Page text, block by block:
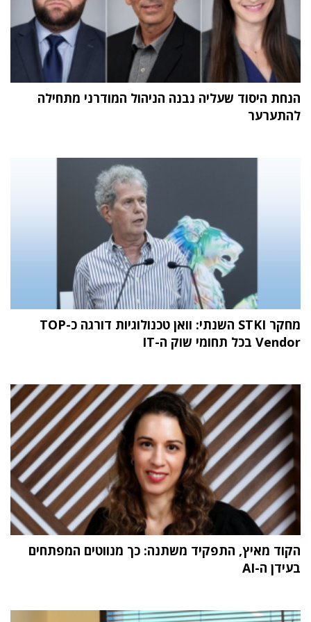
הנחת היסוד שעליה נבנה הניהול המודרני מתחילה
להתערער
מחקר STKI השנתי: וואן טכנולוגיות דורגה כ-TOP
Vendor בכל תחומי שוק ה-IT
הקוד מאיץ, התפקיד משתנה: כך מנווטים המפתחים
בעידן ה-AI